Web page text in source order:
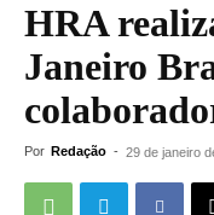
HRA
Janeiro
Por Redação - 29 de janeiro